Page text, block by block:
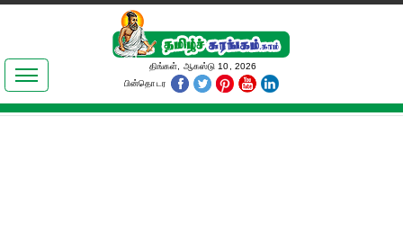
இலக்கியங்கள்
தமிழ் உலகம்
திங்கள், ஆகஸ்டு 10, 2026
பின்தொடர